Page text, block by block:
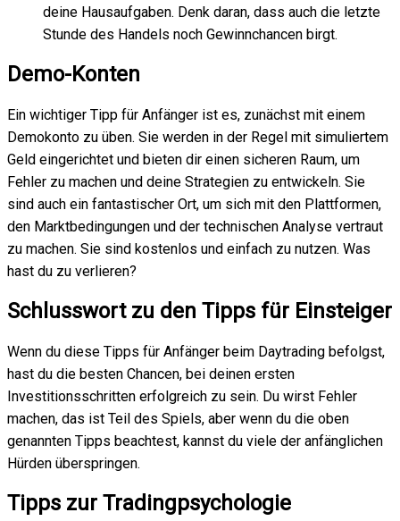
deine Hausaufgaben. Denk daran, dass auch die letzte
Stunde des Handels noch Gewinnchancen birgt.
Demo-Konten
Ein wichtiger Tipp für Anfänger ist es, zunächst mit einem
Demokonto zu üben. Sie werden in der Regel mit simuliertem
Geld eingerichtet und bieten dir einen sicheren Raum, um
Fehler zu machen und deine Strategien zu entwickeln. Sie
sind auch ein fantastischer Ort, um sich mit den Plattformen,
den Marktbedingungen und der technischen Analyse vertraut
zu machen. Sie sind kostenlos und einfach zu nutzen. Was
hast du zu verlieren?
Schlusswort zu den Tipps für Einsteiger
Wenn du diese Tipps für Anfänger beim Daytrading befolgst,
hast du die besten Chancen, bei deinen ersten
Investitionsschritten erfolgreich zu sein. Du wirst Fehler
machen, das ist Teil des Spiels, aber wenn du die oben
genannten Tipps beachtest, kannst du viele der anfänglichen
Hürden überspringen.
Tipps zur Tradingpsychologie